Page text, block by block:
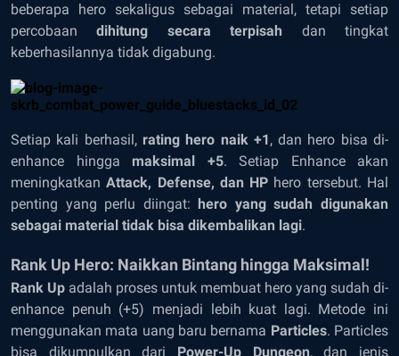
beberapa hero sekaligus sebagai material, tetapi setiap
percobaandihitung secara terpisah dan tingkat
keberhasilannya tidak digabung.
Setiap kali berhasil, rating hero naik +1, dan hero bisa di-
enhance hingga maksimal +5. Setiap Enhance akan
meningkatkanAttack, Defense, dan HP hero tersebut. Hal
penting yang perlu diingat:hero yang sudah digunakan
sebagai material tidak bisa dikembalikan lagi.
Rank Up Hero: Naikkan Bintang hingga Maksimal!
Rank Up adalah proses untuk membuat hero yang sudah di-
enhance penuh (+5) menjadi lebih kuat lagi. Metode ini
menggunakan mata uang baru bernama Particles. Particles
bisa dikumpulkan dari Power-Up Dungeon, dan jenis